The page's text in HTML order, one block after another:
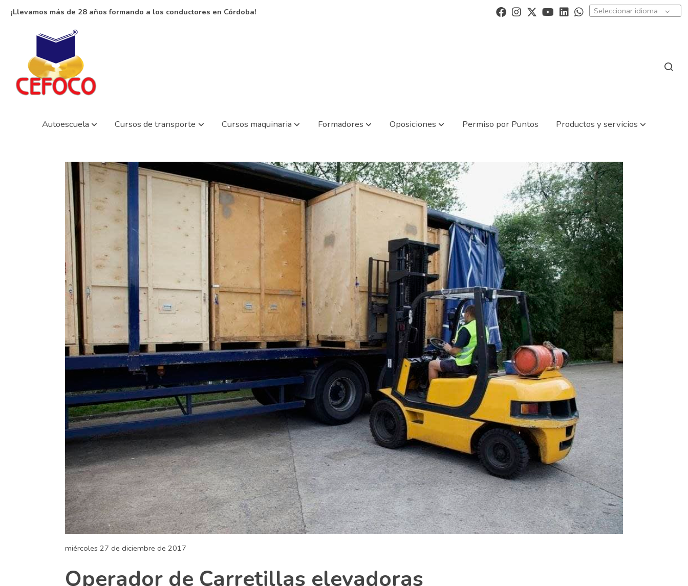
¡Llevamos más de 28 años formando a los conductores en Córdoba! Seleccionar idioma
Autoescuela Cursos de transporte Cursos maquinaria Formadores Oposiciones Permiso por Puntos Productos y servicios
miércoles 27 de diciembre de 2017
Operador de Carretillas elevadoras